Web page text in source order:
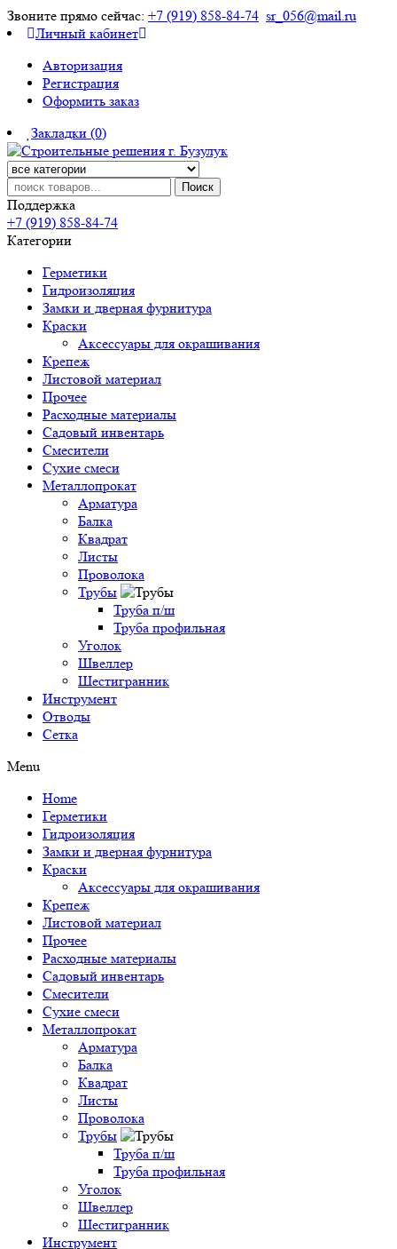
Звоните прямо сейчас: +7 (919) 858-84-74 sr_056@mail.ru
Личный кабинет
Авторизация
Регистрация
Оформить заказ
Закладки (0)
Поиск
Поддержка
+7 (919) 858-84-74
Категории
Герметики
Гидроизоляция
Замки и дверная фурнитура
Краски
Аксессуары для окрашивания
Крепеж
Листовой материал
Прочее
Расходные материалы
Садовый инвентарь
Смесители
Сухие смеси
Металлопрокат
Арматура
Балка
Квадрат
Листы
Проволока
Трубы
Труба п/ш
Труба профильная
Уголок
Швеллер
Шестигранник
Инструмент
Отводы
Сетка
Menu
Home
Герметики
Гидроизоляция
Замки и дверная фурнитура
Краски
Аксессуары для окрашивания
Крепеж
Листовой материал
Прочее
Расходные материалы
Садовый инвентарь
Смесители
Сухие смеси
Металлопрокат
Арматура
Балка
Квадрат
Листы
Проволока
Трубы
Труба п/ш
Труба профильная
Уголок
Швеллер
Шестигранник
Инструмент